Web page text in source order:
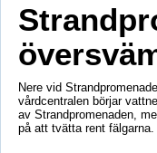
Nere vid
vårdcentralen börjar
av Strandpromenaden,
på att tvätta rent